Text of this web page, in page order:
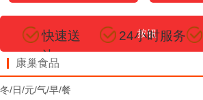
24小时服务
快速送
达
按钮
康巢食品
冬/日/元/气/早/餐